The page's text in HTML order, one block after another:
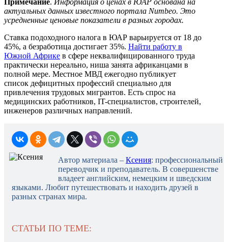
актуальных данных известного портала Numbeo. Это
усредненные ценовые показатели в разных городах.
Ставка подоходного налога в ЮАР варьируется от 18 до
45%, а безработица достигает 35%. Найти работу в
Южной Африке в сфере неквалифицированного труда
практически нереально, ниша занята африканцами в
полной мере. Местное МВД ежегодно публикует
список дефицитных профессий специально для
привлечения трудовых мигрантов. Есть спрос на
медицинских работников, IT-специалистов, строителей,
инженеров различных направлений.
Автор материала – Ксения: профессиональный
переводчик и преподаватель. В совершенстве
владеет английским, немецким и шведским
языками. Любит путешествовать и находить друзей в
разных странах мира.
СТАТЬИ ПО ТЕМЕ: